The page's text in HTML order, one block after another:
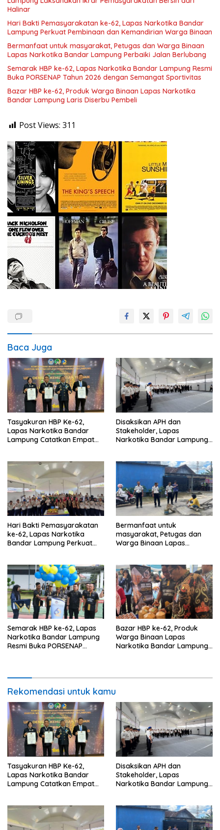
Halinar
Hari Bakti Pemasyarakatan ke-62, Lapas Narkotika Bandar
Lampung Perkuat Pembinaan dan Kemandirian Warga Binaan
Bermanfaat untuk masyarakat, Petugas dan Warga Binaan
Lapas Narkotika Bandar Lampung Perbaiki Jalan Berlubang
Semarak HBP ke-62, Lapas Narkotika Bandar Lampung Resmi
Buka PORSENAP Tahun 2026 dengan Semangat Sportivitas
Bazar HBP ke-62, Produk Warga Binaan Lapas Narkotika
Bandar Lampung Laris Diserbu Pembeli
Post Views: 311
Baca Juga
Tasyakuran HBP Ke-62,
Lapas Narkotika Bandar
Lampung Catatkan Empat
Disaksikan APH dan
Stakeholder, Lapas
Narkotika Bandar Lampung
Halinar
Hari Bakti Pemasyarakatan
ke-62, Lapas Narkotika
Bandar Lampung Perkuat
Bermanfaat untuk
masyarakat, Petugas dan
Warga Binaan Lapas
Semarak HBP ke-62, Lapas
Narkotika Bandar Lampung
Resmi Buka PORSENAP
Bazar HBP ke-62, Produk
Warga Binaan Lapas
Narkotika Bandar Lampung
Rekomendasi untuk kamu
Tasyakuran HBP Ke-62,
Lapas Narkotika Bandar
Lampung Catatkan Empat
Disaksikan APH dan
Stakeholder, Lapas
Narkotika Bandar Lampung
Halinar